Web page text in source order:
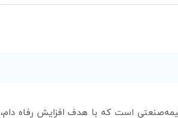
است که با هدف افزایش رفاه دام،